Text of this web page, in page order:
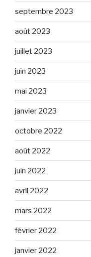
septembre 2023
août 2023
juillet 2023
juin 2023
mai 2023
janvier 2023
octobre 2022
août 2022
juin 2022
avril 2022
mars 2022
février 2022
janvier 2022